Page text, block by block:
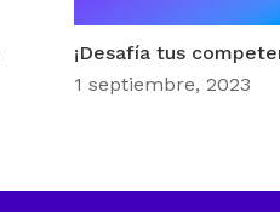
¡Desafía tus
1 septiembre, 2023